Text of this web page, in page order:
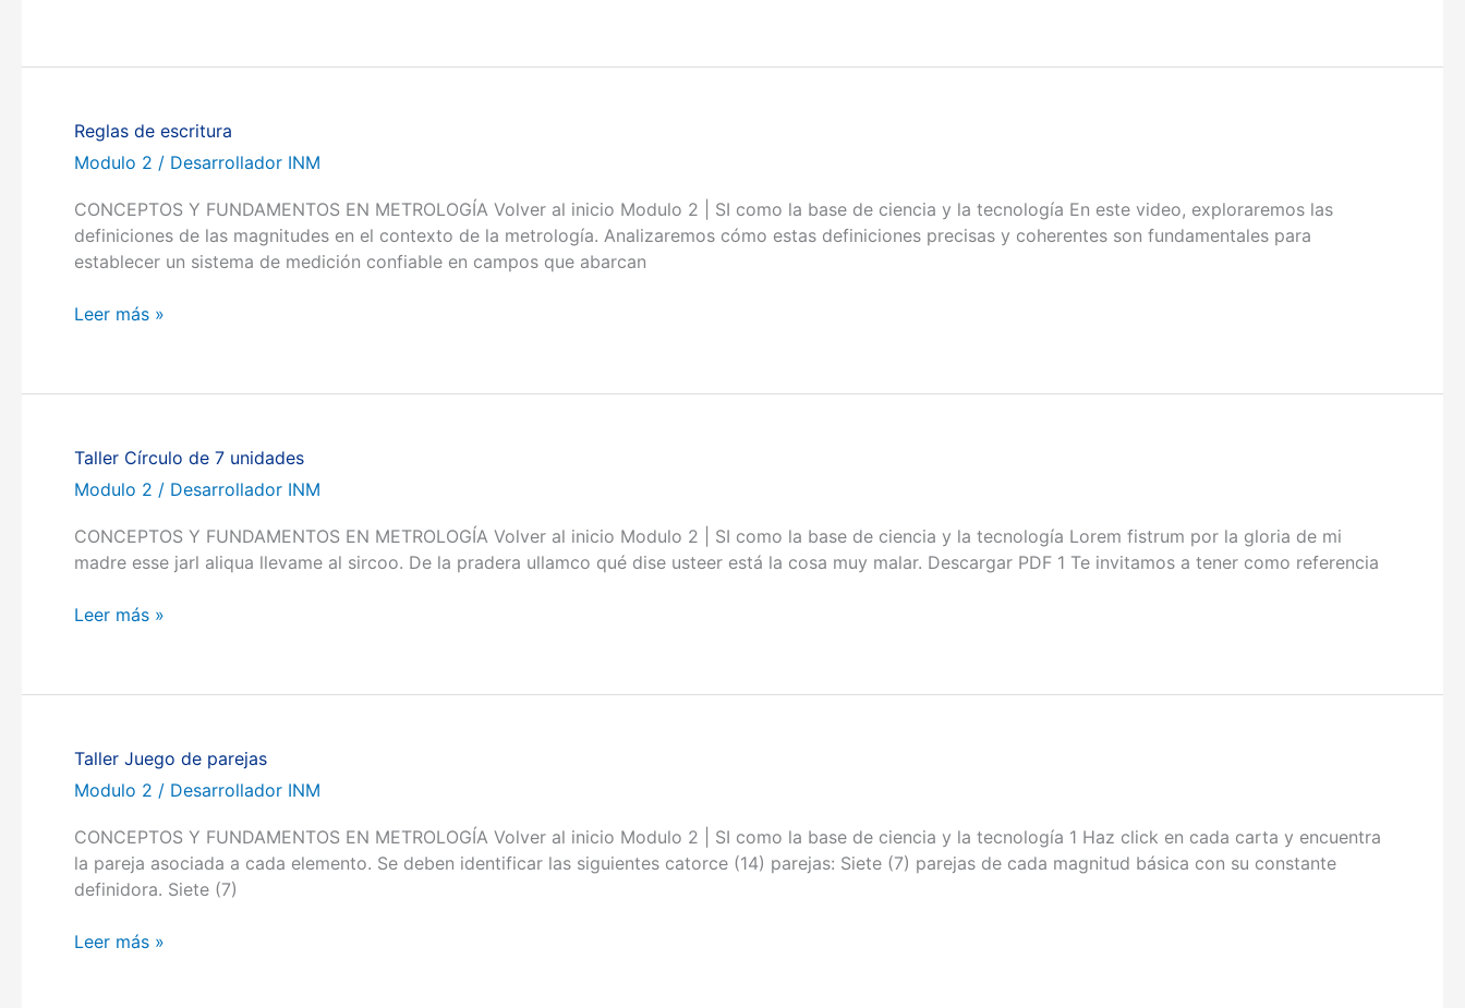
Reglas de escritura
Modulo 2 / Desarrollador INM
CONCEPTOS Y FUNDAMENTOS EN METROLOGÍA Volver al inicio Modulo 2 | SI como la base de ciencia y la tecnología En este video, exploraremos las
definiciones de las magnitudes en el contexto de la metrología. Analizaremos cómo estas definiciones precisas y coherentes son fundamentales para
establecer un sistema de medición confiable en campos que abarcan
Reglas
de
Leer más »
Taller Círculo de 7 unidades
Modulo 2 / Desarrollador INM
CONCEPTOS Y FUNDAMENTOS EN METROLOGÍA Volver al inicio Modulo 2 | SI como la base de ciencia y la tecnología Lorem fistrum por la gloria de mi
madre esse jarl aliqua llevame al sircoo. De la pradera ullamco qué dise usteer está la cosa muy malar. Descargar PDF 1 Te invitamos a tener como referencia
Taller
Círculo
7
unidades
Leer más »
Taller Juego de parejas
Modulo 2 / Desarrollador INM
CONCEPTOS Y FUNDAMENTOS EN METROLOGÍA Volver al inicio Modulo 2 | SI como la base de ciencia y la tecnología 1 Haz click en cada carta y encuentra
la pareja asociada a cada elemento. Se deben identificar las siguientes catorce (14) parejas: Siete (7) parejas de cada magnitud básica con su constante
definidora. Siete (7)
Taller
Juego
parejas
Leer más »